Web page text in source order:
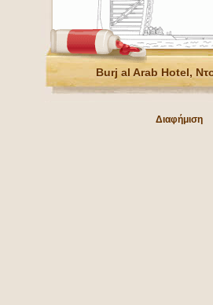
Burj al Arab Hotel,
Διαφήμιση